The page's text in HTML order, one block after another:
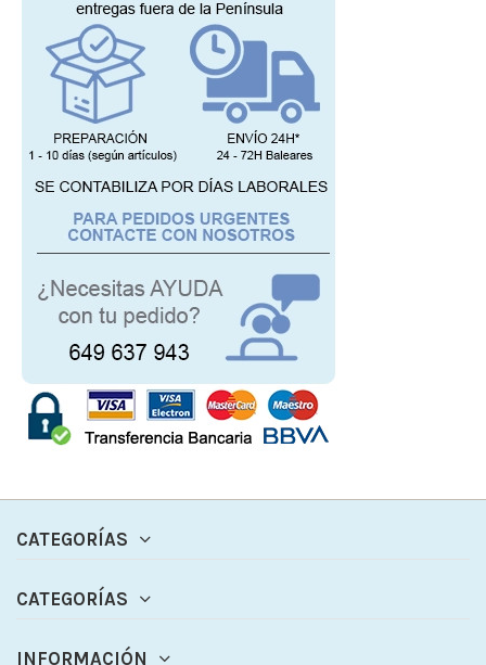
CATEGORÍAS
CATEGORÍAS
INFORMACIÓN